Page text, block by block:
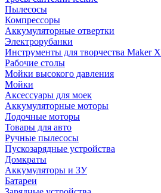
Пылесосы
Компрессоры
Аккумуляторные отвертки
Электрорубанки
Инструменты для творчества Maker X
Рабочие столы
Мойки высокого давления
Мойки
Аксессуары для моек
Аккумуляторные моторы
Лодочные моторы
Товары для авто
Ручные пылесосы
Пускозарядные устройства
Домкраты
Аккумуляторы и ЗУ
Батареи